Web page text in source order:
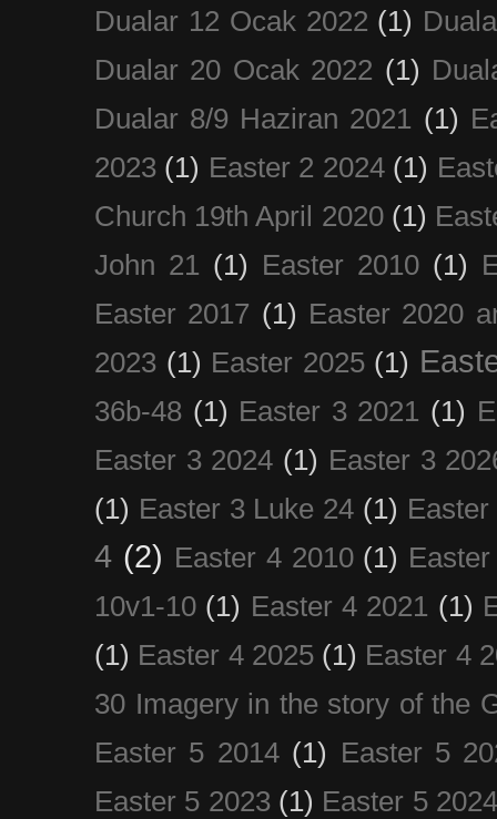
Dualar 12 Ocak 2022 (1)
Dualar 20 Ocak 2022 (1)
Dualar 8/9 Haziran 2021 (1)
2023 (1) Easter 2 2024 (1)
Church 19th April 2020 (1)
John 21 (1) Easter 2010 (1)
Easter 2017 (1) Easter 2020
2023 (1) Easter 2025 (1)
36b-48 (1) Easter 3 2021 (1)
Easter 3 2024 (1) Easter 3
(1) Easter 3 Luke 24 (1)
4 (2) Easter 4 2010 (1)
10v1-10 (1) Easter 4 2021 (1)
(1) Easter 4 2025 (1) Easter 4
30 Imagery in the story of the
Easter 5 2014 (1) Easter 5
Easter 5 2023 (1) Easter 5